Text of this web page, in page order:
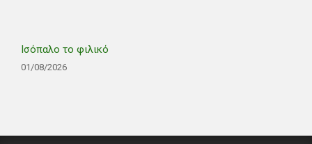
Ισόπαλο το φιλικό
01/08/2026